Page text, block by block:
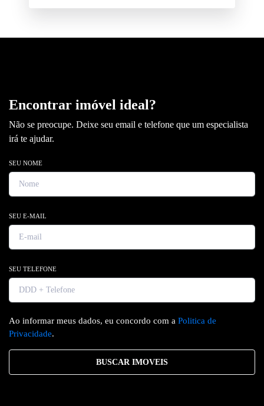
Encontrar imóvel ideal?
Não se preocupe. Deixe seu email e telefone que um especialista
irá te ajudar.
SEU NOME
SEU E-MAIL
SEU TELEFONE
Ao informar meus dados, eu concordo com a Politica de
Privacidade.
BUSCAR IMOVEIS